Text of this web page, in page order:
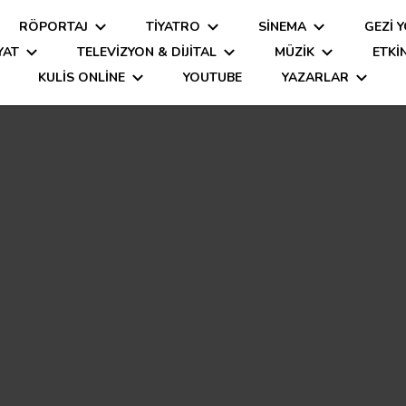
RÖPORTAJ TIYATRO SINEMA
GEZİ
TELEVIZYON & DIJITAL MÜZIK
KULİS ONLINE
YOUTUBE YAZARLAR